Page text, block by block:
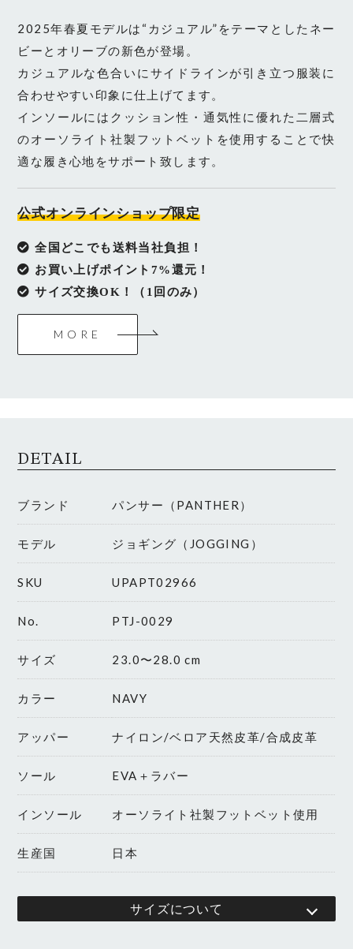
2025年春夏モデルは“カジュアル”をテーマとしたネー
ビーとオリーブの新色が登場。
カジュアルな色合いにサイドラインが引き立つ服装に
合わせやすい印象に仕上げてます。
インソールにはクッション性・通気性に優れた二層式
のオーソライト社製フットベットを使用することで快
適な履き心地をサポート致します。
公式オンラインショップ限定
全国どこでも送料当社負担！
お買い上げポイント7%還元！
サイズ交換OK！（1回のみ）
MORE
DETAIL
ブランド パンサー（PANTHER）
モデル ジョギング（JOGGING）
SKU UPAPT02966
No. PTJ-0029
サイズ 23.0〜28.0 cm
カラー NAVY
アッパー ナイロン/ベロア天然皮革/合成皮革
ソール EVA＋ラバー
インソール オーソライト社製フットベット使用
生産国 日本
サイズについて